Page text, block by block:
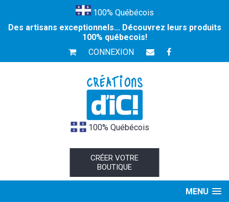
100% Québécois
Des artisans exceptionnels... Découvrez leurs produits
100% québecois!
CONNEXION
100% Québécois
CRÉER VOTRE
BOUTIQUE
MENU